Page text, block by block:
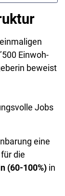
Einwoh­
beweist
Jobs
eine
die
(60-100%) in